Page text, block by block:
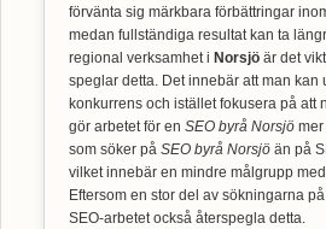
förvänta sig märkbara förbättringar
medan fullständiga resultat kan ta
regional verksamhet i Norsjö är det
speglar detta. Det innebär att man kan
konkurrens och istället fokusera på att
gör arbetet för en SEO byrå Norsjö mer
som söker på SEO byrå Norsjö än på
vilket innebär en mindre målgrupp
Eftersom en stor del av sökningarna
SEO-arbetet också återspegla detta.